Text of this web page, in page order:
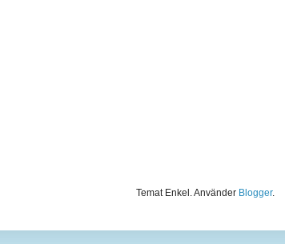
Temat Enkel. Använder Blogger.